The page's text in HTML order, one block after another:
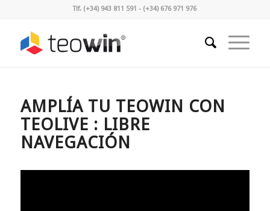
Tlf. (+34) 943 811 591 - (+34) 676 971 976
AMPLÍA TU TEOWIN CON
TEOLIVE : LIBRE
NAVEGACIÓN